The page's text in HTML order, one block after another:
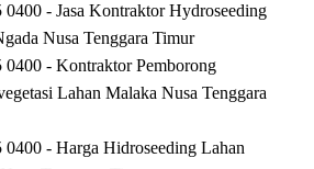
0400 - Jasa Kontraktor Hydroseeding
Nusa Tenggara Timur
0400 - Kontraktor Pemborong
Lahan Malaka Nusa Tenggara
0400 - Harga Hidroseeding Lahan